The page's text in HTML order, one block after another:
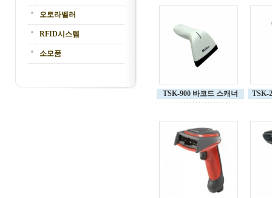
오토라벨러
RFID시스템
소모품
TSK-900 바코드 스캐너 TSK-